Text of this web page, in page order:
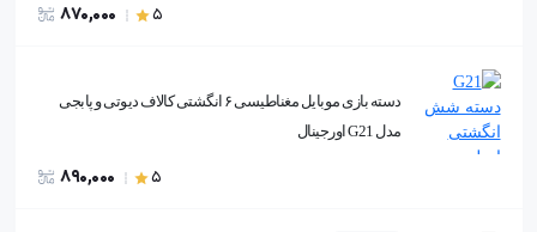
5
870,000
دسته بازی موبایل مغناطیسی ۶ انگشتی کالاف دیوتی و پابجی
مدل G21 اورجینال
5
890,000